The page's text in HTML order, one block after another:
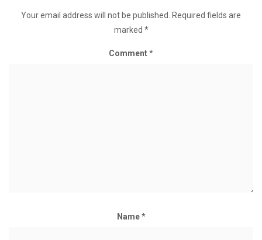
Your email address will not be published.
Required fields are
marked *
Comment*
Name*